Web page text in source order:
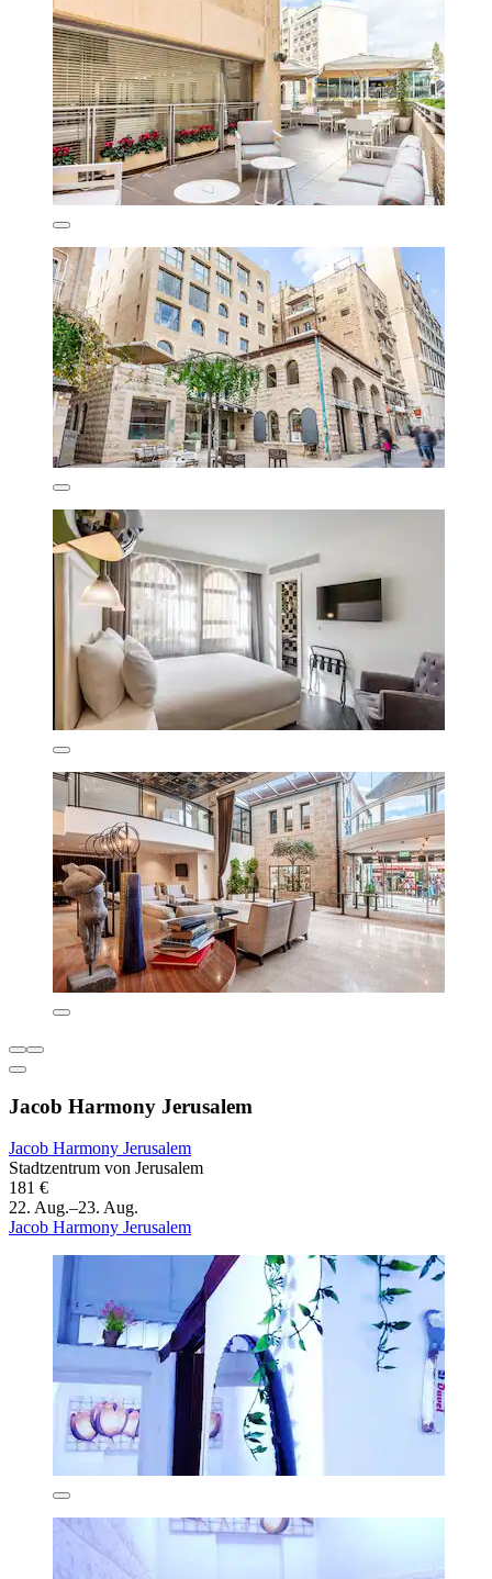
Jacob Harmony Jerusalem
Jacob Harmony Jerusalem
Stadtzentrum von Jerusalem
181 €
22. Aug.–23. Aug.
Jacob Harmony Jerusalem